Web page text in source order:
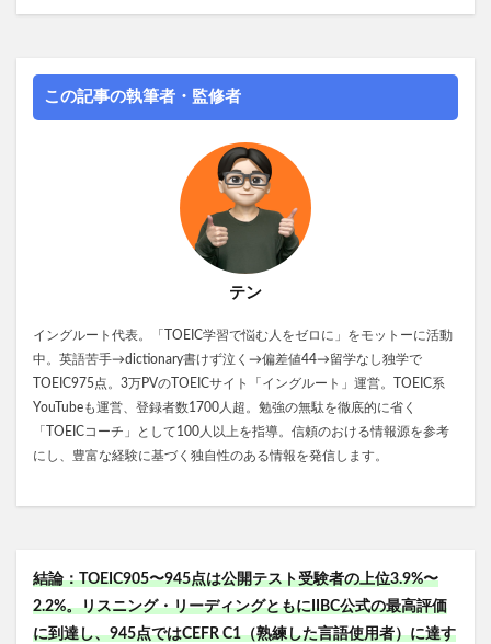
この記事の執筆者・監修者
テン
イングルート代表。「TOEIC学習で悩む人をゼロに」をモットーに活動
中。英語苦手→dictionary書けず泣く→偏差値44→留学なし独学で
TOEIC975点。3万PVのTOEICサイト「イングルート」運営。TOEIC系
YouTubeも運営、登録者数1700人超。勉強の無駄を徹底的に省く
「TOEICコーチ」として100人以上を指導。信頼のおける情報源を参考
にし、豊富な経験に基づく独自性のある情報を発信します。
結論：TOEIC905〜945点は公開テスト受験者の上位3.9%〜
2.2%。リスニング・リーディングともにIIBC公式の最高評価
に到達し、945点ではCEFR C1（熟練した言語使用者）に達す